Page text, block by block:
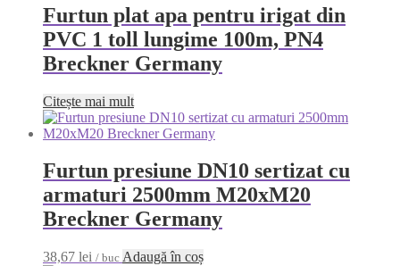
Furtun plat apa pentru irigat din
PVC 1 toll lungime 100m, PN4
Breckner Germany
Citește mai mult
Furtun presiune DN10 sertizat cu
armaturi 2500mm M20xM20
Breckner Germany
38,67 lei / buc Adaugă în coș